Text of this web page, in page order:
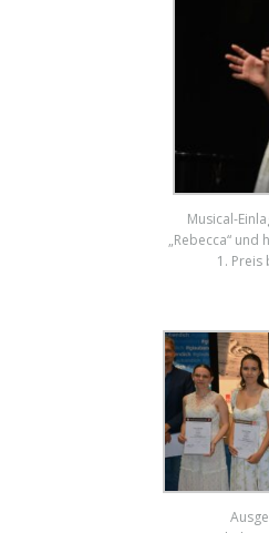
Musical-
„Rebecca“
1.